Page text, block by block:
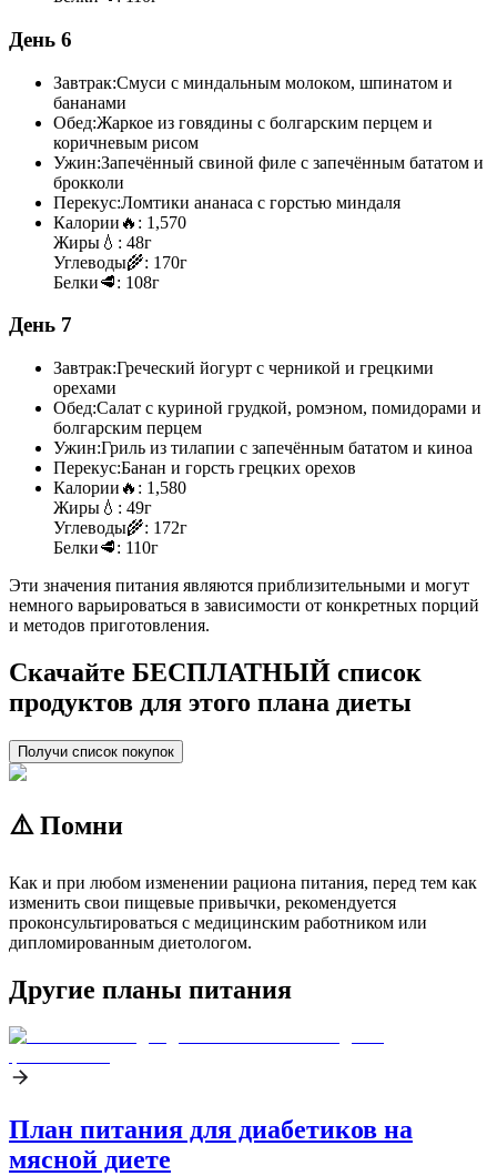
День 6
Завтрак:Смуси с миндальным молоком, шпинатом и
бананами
Обед:Жаркое из говядины с болгарским перцем и
коричневым рисом
Ужин:Запечённый свиной филе с запечённым бататом и
брокколи
Перекус:Ломтики ананаса с горстью миндаля
Калории 🔥: 1,570
Жиры 💧: 48г
Углеводы🌾: 170г
Белки🥩: 108г
День 7
Завтрак:Греческий йогурт с черникой и грецкими
орехами
Обед:Салат с куриной грудкой, ромэном, помидорами и
болгарским перцем
Ужин:Гриль из тилапии с запечённым бататом и киноа
Перекус:Банан и горсть грецких орехов
Калории 🔥: 1,580
Жиры 💧: 49г
Углеводы🌾: 172г
Белки🥩: 110г
Эти значения питания являются приблизительными и могут
немного варьироваться в зависимости от конкретных порций
и методов приготовления.
Скачайте БЕСПЛАТНЫЙ список
продуктов для этого плана диеты
Получи список покупок
⚠️ Помни
Как и при любом изменении рациона питания, перед тем как
изменить свои пищевые привычки, рекомендуется
проконсультироваться с медицинским работником или
дипломированным диетологом.
Другие планы питания
План питания для диабетиков на
мясной диете